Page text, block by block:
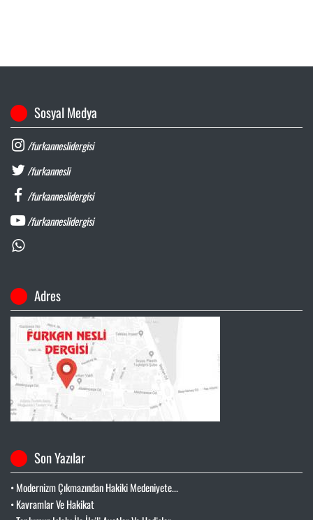
Sosyal Medya
/furkanneslidergisi
/furkannesli
/furkanneslidergisi
/furkanneslidergisi
Adres
Son Yazılar
• Modernizm Çıkmazından Hakiki Medeniyete...
• Kavramlar Ve Hakikat